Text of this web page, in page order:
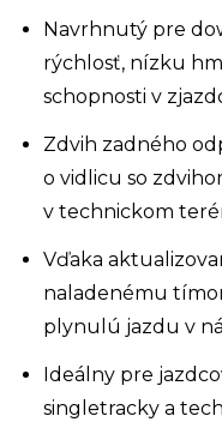
Navrhnutý pre
rýchlosť, nízku
schopnosti v
Zdvih zadného
o vidlicu so
v technickom
Vďaka
naladenému
plynulú jazdu v
Ideálny pre
singletracky a